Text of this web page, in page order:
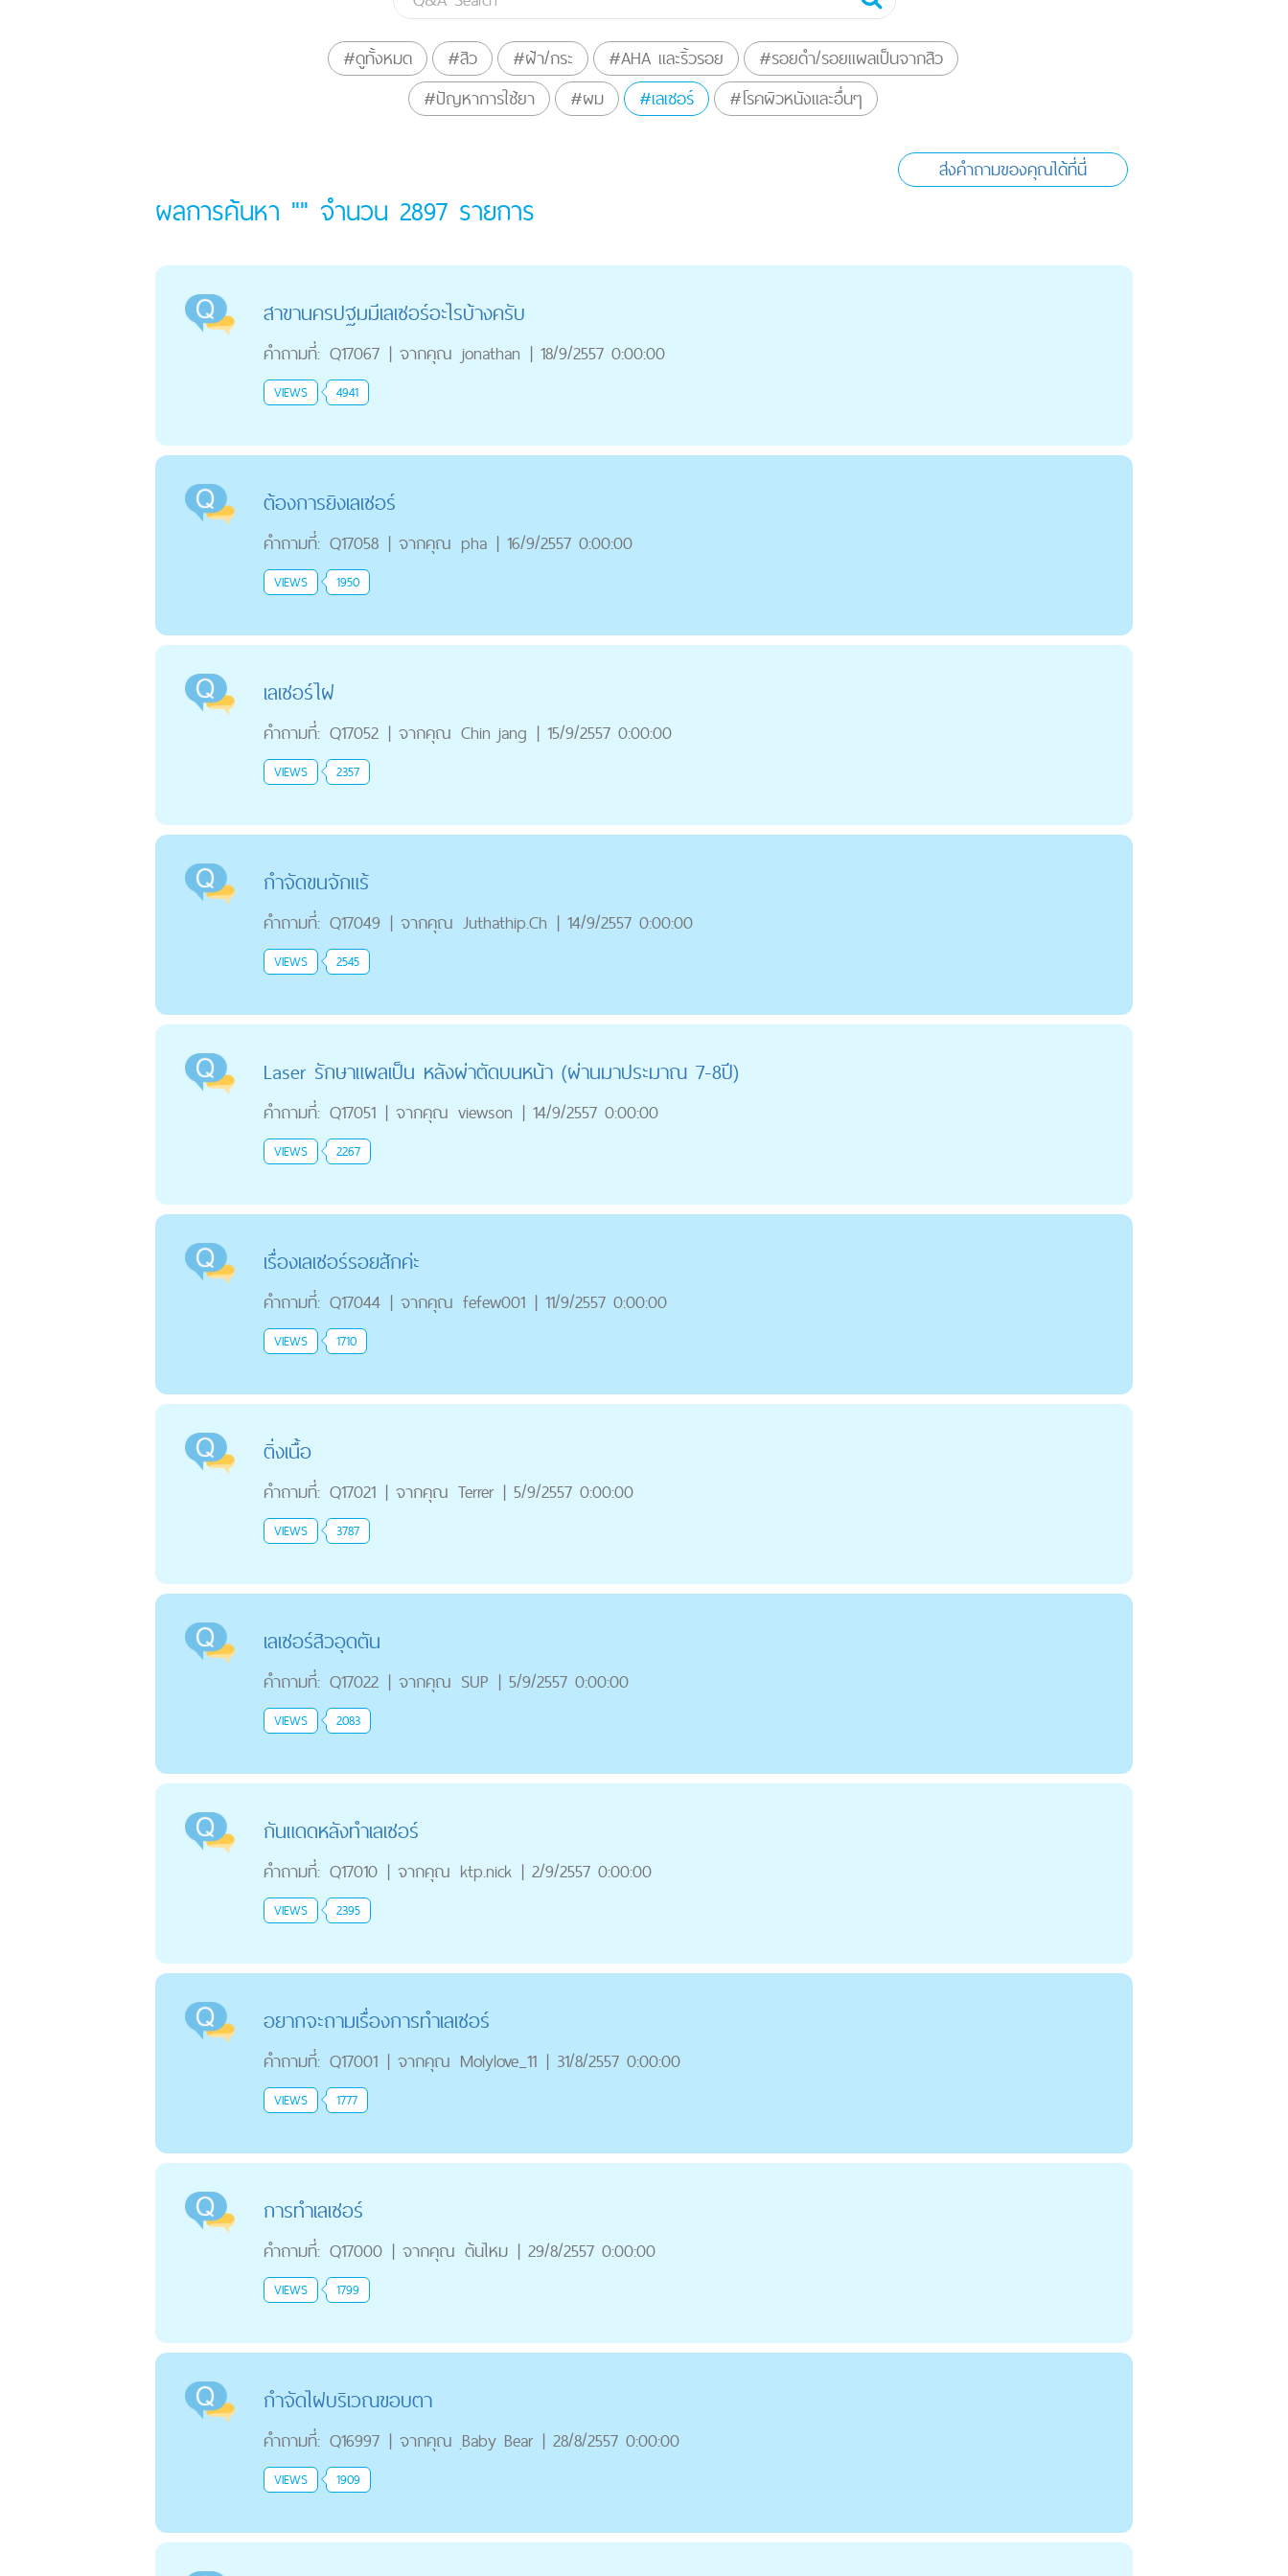
#ดูทั้งหมด #สิว #ฝ้า/กระ #AHA และริ้วรอย
#รอยดำ/รอยแผลเป็นจากสิว
#ปัญหาการใช้ยา
#ผม #เลเซอร์ #โรคผิวหนังและอื่นๆ
ส่งคำถามของคุณได้ที่นี่
ผลการค้นหา "" จำนวน 2897 รายการ
สาขานครปฐมมีเลเซอร์อะไรบ้างครับ
คำถามที่: Q17067 | จากคุณ jonathan | 18/9/2557 0:00:00
VIEWS 4941
ต้องการยิงเลเซอร์
คำถามที่: Q17058 | จากคุณ pha | 16/9/2557 0:00:00
VIEWS 1950
เลเซอร์ไฝ
คำถามที่: Q17052 | จากคุณ Chin jang | 15/9/2557 0:00:00
VIEWS 2357
กำจัดขนจักแร้
คำถามที่: Q17049 | จากคุณ Juthathip.Ch | 14/9/2557 0:00:00
VIEWS 2545
Laser รักษาแผลเป็น หลังผ่าตัดบนหน้า (ผ่านมาประมาณ 7-8ปี)
คำถามที่: Q17051 | จากคุณ viewson | 14/9/2557 0:00:00
VIEWS 2267
เรื่องเลเซอร์รอยสักค่ะ
คำถามที่: Q17044 | จากคุณ fefew001 | 11/9/2557 0:00:00
VIEWS 1710
ติ่งเนื้อ
คำถามที่: Q17021 | จากคุณ Terrer | 5/9/2557 0:00:00
VIEWS 3787
เลเซอร์สิวอุดตัน
คำถามที่: Q17022 | จากคุณ SUP | 5/9/2557 0:00:00
VIEWS 2083
กันแดดหลังทำเลเซอร์
คำถามที่: Q17010 | จากคุณ ktp.nick | 2/9/2557 0:00:00
VIEWS 2395
อยากจะถามเรื่องการทำเลเซอร์
คำถามที่: Q17001 | จากคุณ Molylove_11 | 31/8/2557 0:00:00
VIEWS 1777
การทำเลเซอร์
คำถามที่: Q17000 | จากคุณ ต้นไหม | 29/8/2557 0:00:00
VIEWS 1799
กำจัดไฝบริเวณขอบตา
คำถามที่: Q16997 | จากคุณ ฺBaby Bear | 28/8/2557 0:00:00
VIEWS 1909